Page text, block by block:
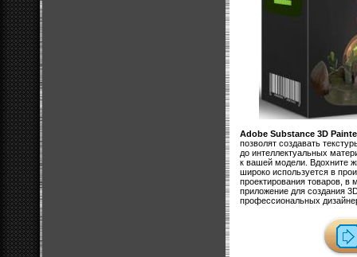
Adobe Substance 3D
позволят создавать
до интеллектуальных
к вашей модели. Вдохните
широко используется в
проектирования товаров, в
приложение для создания
профессиональных